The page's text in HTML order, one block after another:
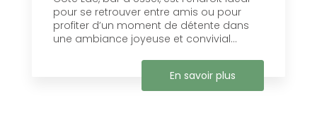
pour se retrouver entre amis ou pour
profiter d’un moment de détente dans
une ambiance joyeuse et convivial...
En savoir plus